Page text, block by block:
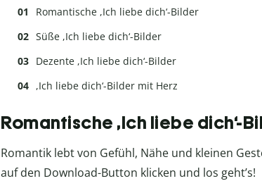
Romantische ,Ich liebe dich‘-Bilder
Süße ,Ich liebe dich‘-Bilder
Dezente ,Ich liebe dich‘-Bilder
,Ich liebe dich‘-Bilder mit Herz
Romantische ,Ich liebe dich‘-
Romantik lebt von Gefühl, Nähe und kleinen
auf den Download-Button klicken und los geht’s!